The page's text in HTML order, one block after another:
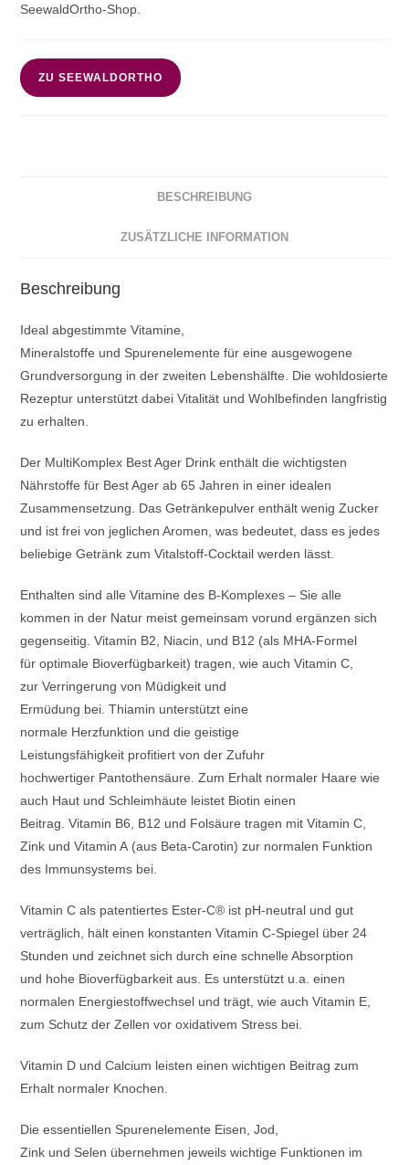
SeewaldOrtho-Shop.
ZU SEEWALDORTHO
BESCHREIBUNG
ZUSÄTZLICHE INFORMATION
Beschreibung
Ideal abgestimmte Vitamine,
Mineralstoffe und Spurenelemente für eine ausgewogene
Grundversorgung in der zweiten Lebenshälfte. Die wohldosierte
Rezeptur unterstützt dabei Vitalität und Wohlbefinden langfristig
zu erhalten.
Der MultiKomplex Best Ager Drink enthält die wichtigsten
Nährstoffe für Best Ager ab 65 Jahren in einer idealen
Zusammensetzung. Das Getränkepulver enthält wenig Zucker
und ist frei von jeglichen Aromen, was bedeutet, dass es jedes
beliebige Getränk zum Vitalstoff-Cocktail werden lässt.
Enthalten sind alle Vitamine des B-Komplexes – Sie alle
kommen in der Natur meist gemeinsam vorund ergänzen sich
gegenseitig. Vitamin B2, Niacin, und B12 (als MHA-Formel
für optimale Bioverfügbarkeit) tragen, wie auch Vitamin C,
zur Verringerung von Müdigkeit und
Ermüdung bei. Thiamin unterstützt eine
normale Herzfunktion und die geistige
Leistungsfähigkeit profitiert von der Zufuhr
hochwertiger Pantothensäure. Zum Erhalt normaler Haare wie
auch Haut und Schleimhäute leistet Biotin einen
Beitrag. Vitamin B6, B12 und Folsäure tragen mit Vitamin C,
Zink und Vitamin A (aus Beta-Carotin) zur normalen Funktion
des Immunsystems bei.
Vitamin C als patentiertes Ester-C® ist pH-neutral und gut
verträglich, hält einen konstanten Vitamin C-Spiegel über 24
Stunden und zeichnet sich durch eine schnelle Absorption
und hohe Bioverfügbarkeit aus. Es unterstützt u.a. einen
normalen Energiestoffwechsel und trägt, wie auch Vitamin E,
zum Schutz der Zellen vor oxidativem Stress bei.
Vitamin D und Calcium leisten einen wichtigen Beitrag zum
Erhalt normaler Knochen.
Die essentiellen Spurenelemente Eisen, Jod,
Zink und Selen übernehmen jeweils wichtige Funktionen im